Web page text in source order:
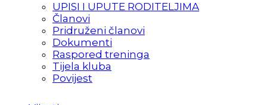
UPISI I UPUTE RODITELJIMA
Članovi
Pridruženi članovi
Dokumenti
Raspored treninga
Tijela kluba
Povijest